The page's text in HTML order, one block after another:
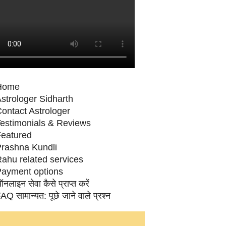
Sidharth
Astrologer
& Reviews
Kundli
related services
options
सेवा कैसे प्राप्‍त करें
सामान्‍यत: पूछे जाने वाले प्रश्‍न